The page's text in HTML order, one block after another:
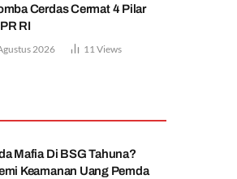
Cerdas Cermat 4 Pilar
RI
2026 11 Views
Mafia Di BSG Tahuna?
Keamanan Uang Pemda